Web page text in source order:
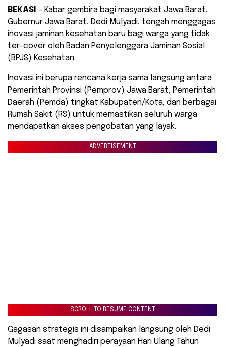
BEKASI – Kabar gembira bagi masyarakat Jawa Barat.
Gubernur Jawa Barat, Dedi Mulyadi, tengah menggagas
inovasi jaminan kesehatan baru bagi warga yang tidak
ter-cover oleh Badan Penyelenggara Jaminan Sosial
(BPJS) Kesehatan.
​Inovasi ini berupa rencana kerja sama langsung antara
Pemerintah Provinsi (Pemprov) Jawa Barat, Pemerintah
Daerah (Pemda) tingkat Kabupaten/Kota, dan berbagai
Rumah Sakit (RS) untuk memastikan seluruh warga
mendapatkan akses pengobatan yang layak.
ADVERTISEMENT
SCROLL TO RESUME CONTENT
​Gagasan strategis ini disampaikan langsung oleh Dedi
Mulyadi saat menghadiri perayaan Hari Ulang Tahun